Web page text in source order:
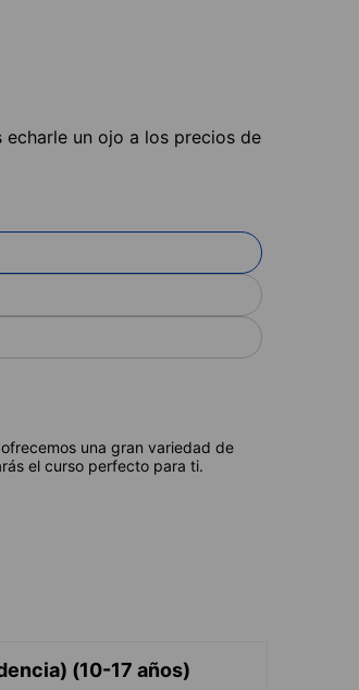
un ojo a los precios de
una gran variedad de
el curso perfecto para ti.
(10-17 años)